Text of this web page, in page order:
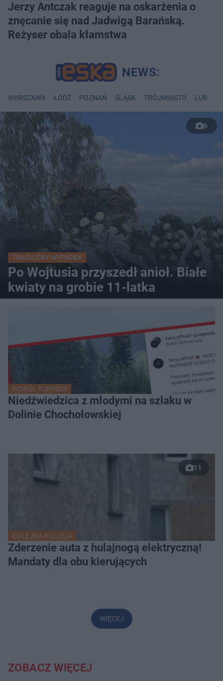
Jerzy Antczak reaguje na oskarżenia o
znęcanie się nad Jadwigą Barańską.
Reżyser obala kłamstwa
WARSZAWA ŁÓDŹ POZNAŃ ŚLĄSK TRÓJMIASTO LUBLIN
6
TRAGICZNY WYPADEK
Po Wojtusia przyszedł anioł. Białe
kwiaty na grobie 11-latka
WOKÓŁ TURYŚCI!
Niedźwiedzica z młodymi na szlaku w
Dolinie Chochołowskiej
11
KOLEJNA KOLIZJA
Zderzenie auta z hulajnogą elektryczną!
Mandaty dla obu kierujących
WIĘCEJ
ZOBACZ WIĘCEJ